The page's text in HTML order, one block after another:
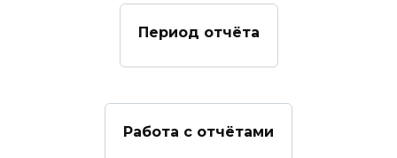
Период отчёта
Работа с отчётами